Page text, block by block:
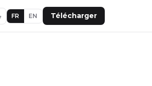
FR EN Télécharger